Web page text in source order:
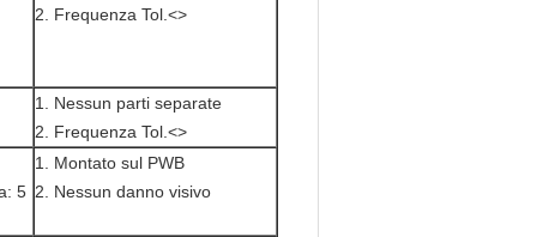
2. Frequenza Tol.<>
1. Nessun parti separate
2. Frequenza Tol.<>
5
1. Montato sul PWB
2. Nessun danno visivo